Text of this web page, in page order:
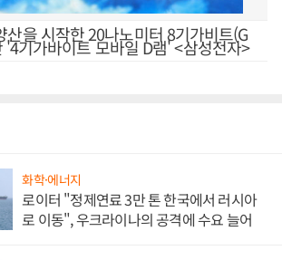
을 시작한 20나노미터 8기가비트(G
'4기가바이트 모바일 D램' <삼성전자>
화학·에너지
로이터 "정제연료 3만 톤 한국에서 러시아
로 이동", 우크라이나의 공격에 수요 늘어